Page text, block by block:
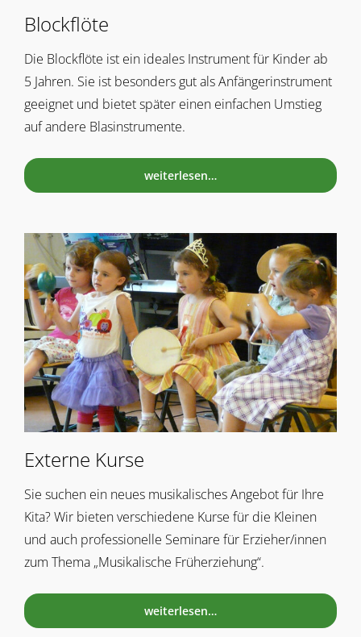
Blockflöte
Die Blockflöte ist ein ideales Instrument für Kinder ab
5 Jahren. Sie ist besonders gut als Anfängerinstrument
geeignet und bietet später einen einfachen Umstieg
auf andere Blasinstrumente.
weiterlesen…
Externe Kurse
Sie suchen ein neues musikalisches Angebot für Ihre
Kita? Wir bieten verschiedene Kurse für die Kleinen
und auch professionelle Seminare für Erzieher/innen
zum Thema „Musikalische Früherziehung“.
weiterlesen…